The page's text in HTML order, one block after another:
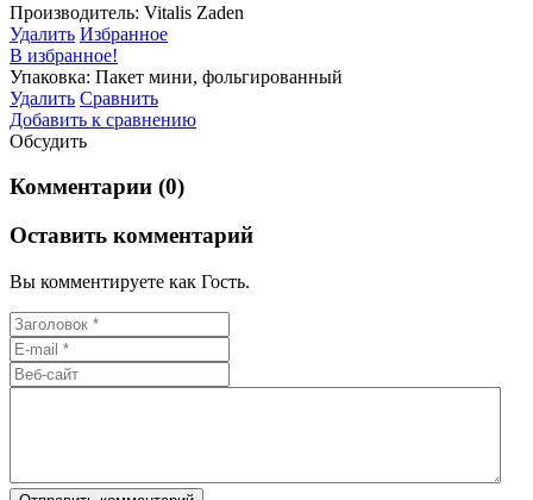
Производитель: Vitalis Zaden
Удалить Избранное
В избранное!
Упаковка: Пакет мини, фольгированный
Удалить Сравнить
Добавить к сравнению
Обсудить
Комментарии (0)
Оставить комментарий
Вы комментируете как Гость.